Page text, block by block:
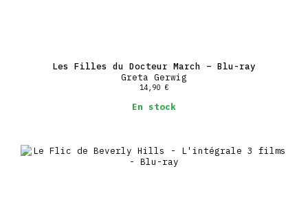
Les Filles du Docteur March – Blu-ray
Greta Gerwig
14,90 €
En stock